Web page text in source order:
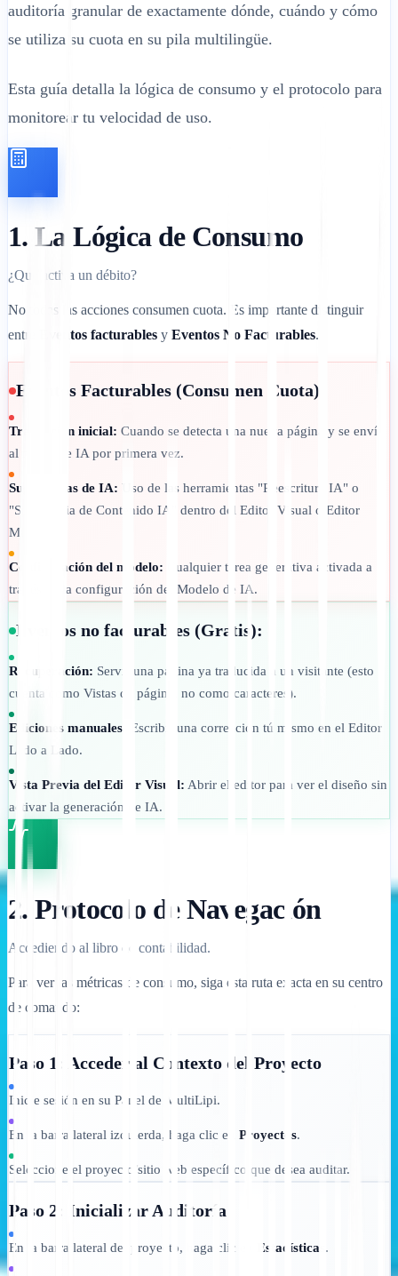
auditoría granular de exactamente dónde, cuándo y cómo
se utiliza su cuota en su pila multilingüe.
Esta guía detalla la lógica de consumo y el protocolo para
monitorear tu velocidad de uso.
1. La Lógica de Consumo
¿Qué activa un débito?
No todas las acciones consumen cuota. Es importante distinguir
entre
Eventos facturables y Eventos No Facturables.
Eventos Facturables (Consumen Cuota):
Traducción inicial: Cuando se detecta una nueva página y se envía
al motor de IA por primera vez.
Sugerencias de IA: Uso de las herramientas "Reescritura IA" o
"Sugerencia de Contenido IA" dentro del Editor Visual o Editor
Manual.
Configuración del modelo: Cualquier tarea generativa activada a
través de la configuración del Modelo de IA.
Eventos no facturables (Gratis):
Recuperación: Servir una página ya traducida a un visitante (esto
cuenta como Vistas de página, no como caracteres).
Ediciones manuales:
Escribir una corrección tú mismo en el Editor
Lado a Lado.
Vista Previa del Editor Visual: Abrir el editor para ver el diseño sin
activar la generación de IA.
2. Protocolo de Navegación
Accediendo al libro de contabilidad.
Para ver las métricas de consumo, siga esta ruta exacta en su centro
de comando:
Paso 1: Acceder al Contexto del Proyecto
Inicie sesión en su Panel de MultiLipi.
En la barra lateral izquierda, haga clic en Proyectos.
Seleccione el proyecto/sitio web específico que desea auditar.
Paso 2: Inicializar Auditoría
En la barra lateral del proyecto, haga clic en Estadísticas .